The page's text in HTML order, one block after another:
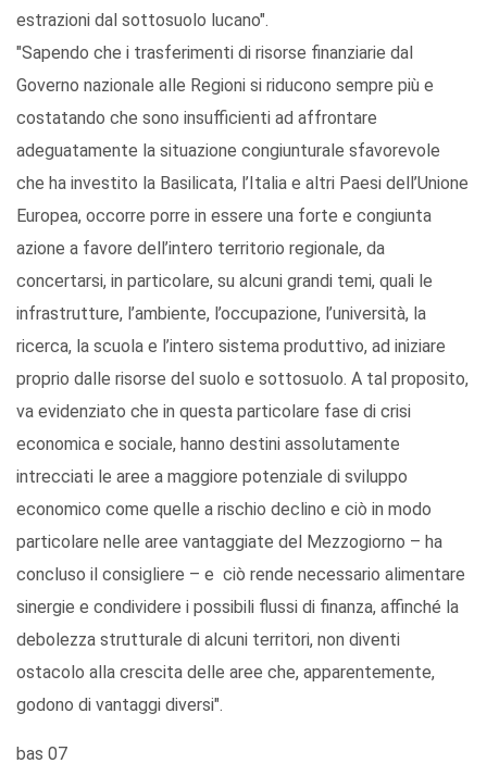
estrazioni dal sottosuolo lucano".
"Sapendo che i trasferimenti di risorse finanziarie dal
Governo nazionale alle Regioni si riducono sempre più e
costatando che sono insufficienti ad affrontare
adeguatamente la situazione congiunturale sfavorevole
che ha investito la Basilicata, l’Italia e altri Paesi dell’Unione
Europea, occorre porre in essere una forte e congiunta
azione a favore dell’intero territorio regionale, da
concertarsi, in particolare, su alcuni grandi temi, quali le
infrastrutture, l’ambiente, l’occupazione, l’università, la
ricerca, la scuola e l’intero sistema produttivo, ad iniziare
proprio dalle risorse del suolo e sottosuolo. A tal proposito,
va evidenziato che in questa particolare fase di crisi
economica e sociale, hanno destini assolutamente
intrecciati le aree a maggiore potenziale di sviluppo
economico come quelle a rischio declino e ciò in modo
particolare nelle aree vantaggiate del Mezzogiorno – ha
concluso il consigliere – e ciò rende necessario alimentare
sinergie e condividere i possibili flussi di finanza, affinché la
debolezza strutturale di alcuni territori, non diventi
ostacolo alla crescita delle aree che, apparentemente,
godono di vantaggi diversi".
bas 07